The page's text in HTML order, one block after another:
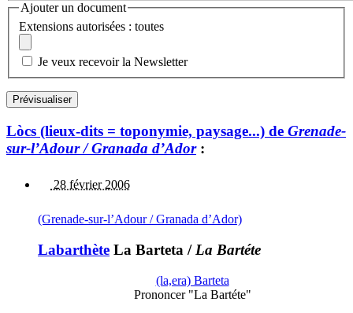
Ajouter un document
Extensions autorisées : toutes
Je veux recevoir la Newsletter
Lòcs (lieux-dits = toponymie, paysage...) de Grenade-
sur-l’Adour / Granada d’Ador:
28 février 2006
(Grenade-sur-l’Adour / Granada d’Ador)
Labarthète La Barteta / La Bartéte
(la,era) Barteta
Prononcer "La Bartéte"